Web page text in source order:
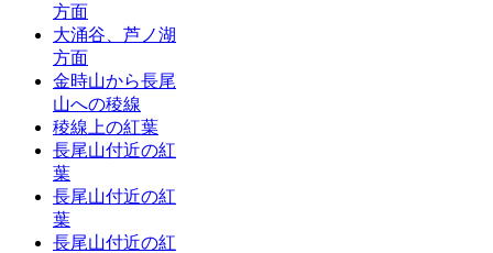
方面
大涌谷、芦ノ湖
方面
金時山から長尾
山への稜線
稜線上の紅葉
長尾山付近の紅
葉
長尾山付近の紅
葉
長尾山付近の紅